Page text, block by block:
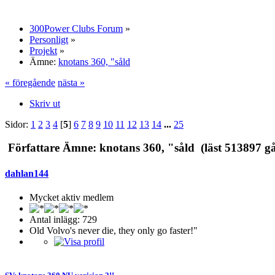
300Power Clubs Forum »
Personligt »
Projekt »
Ämne: knotans 360, "såld
« föregående nästa »
Skriv ut
Sidor: 1 2 3 4 [5] 6 7 8 9 10 11 12 13 14 ... 25
Författare Ämne: knotans 360, "såld (läst 513897
dahlan144
Mycket aktiv medlem
Antal inlägg: 729
Old Volvo's never die, they only go faster!"